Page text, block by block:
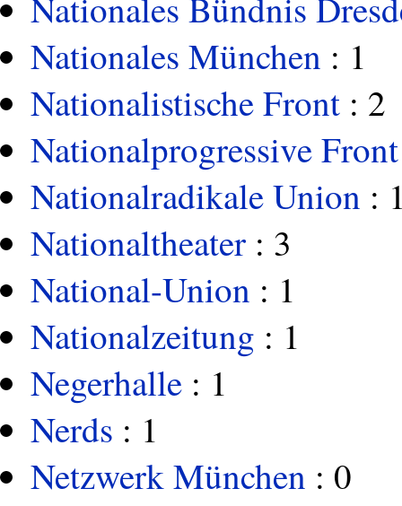
Nationales München : 1
Nationalistische Front : 2
Nationalprogressive
Nationalradikale Union :
Nationaltheater : 3
National-Union : 1
Nationalzeitung : 1
Negerhalle : 1
Nerds : 1
Netzwerk München : 0